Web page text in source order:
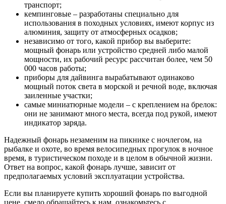
транспорт;
кемпинговые – разработаны специально для
использования в походных условиях, имеют корпус из
алюминия, защиту от атмосферных осадков;
независимо от того, какой прибор вы выберите:
мощный фонарь или устройство средней либо малой
мощности, их рабочий ресурс рассчитан более, чем 50
000 часов работы;
приборы для дайвинга вырабатывают одинаково
мощный поток света в морской и речной воде, включая
заиленные участки;
самые миниатюрные модели – с креплением на брелок:
они не занимают много места, всегда под рукой, имеют
индикатор заряда.
Надежный фонарь незаменим на пикнике с ночлегом, на
рыбалке и охоте, во время велосипедных прогулок в ночное
время, в туристическом походе и в целом в обычной жизни.
Ответ на вопрос, какой фонарь лучше, зависит от
предполагаемых условий эксплуатации устройства.
Если вы планируете купить хороший фонарь по выгодной
цене, смело обращайтесь к нам, ознакомьтесь с